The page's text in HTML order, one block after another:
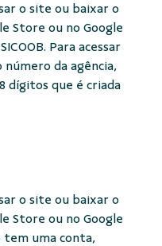
o site ou baixar o
Store ou no Google
Para acessar
da agência,
dígitos que é criada
o site ou baixar o
Store ou no Google
tem uma conta,